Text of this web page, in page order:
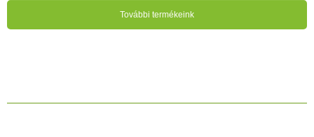
További termékeink